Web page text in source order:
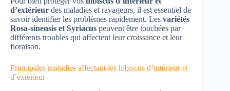
d’extérieur des maladies et ravageurs, il est essentiel de
savoir identifier les problèmes rapidement. Les variétés
Rosa-sinensis et Syriacus peuvent être touchées par
différents troubles qui affectent leur croissance et leur
floraison.
Principales maladies affectant les hibiscus d’intérieur et
d’extérieur